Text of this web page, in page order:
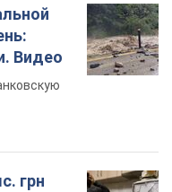
Видео
грн